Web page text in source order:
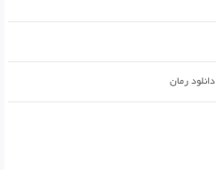
دانلود رمان